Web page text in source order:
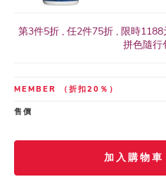
第3件5折 , 任2件75折 , 限時
拼色隨行
MEMBER （折扣20％）
售價
加入購物車